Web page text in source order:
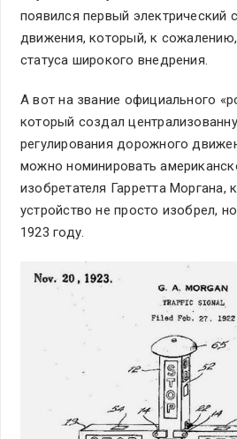
появился первый электрический
движения, который, к
статуса широкого внедрения.
А вот на звание официального
который создал
регулирования дорожного
можно номинировать
изобретателя Гарретта Моргана,
устройство не просто изобрел,
1923 году.